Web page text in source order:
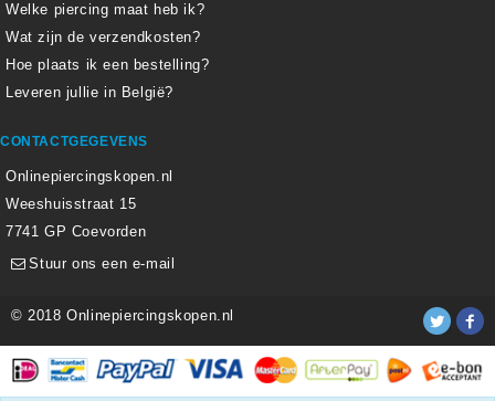
Welke piercing maat heb ik?
Wat zijn de verzendkosten?
Hoe plaats ik een bestelling?
Leveren jullie in België?
CONTACTGEGEVENS
Onlinepiercingskopen.nl
Weeshuisstraat 15
7741 GP Coevorden
Stuur ons een e-mail
© 2018 Onlinepiercingskopen.nl